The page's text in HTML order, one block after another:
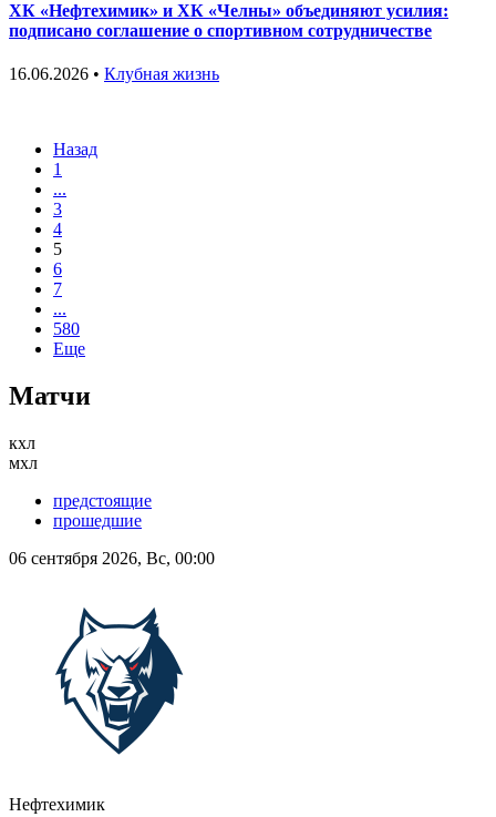
ХК «Нефтехимик» и ХК «Челны» объединяют усилия:
подписано соглашение о спортивном сотрудничестве
16.06.2026 • Клубная жизнь
Назад
1
...
3
4
5
6
7
...
580
Еще
Матчи
кхл
мхл
предстоящие
прошедшие
06 сентября 2026, Вс, 00:00
Нефтехимик